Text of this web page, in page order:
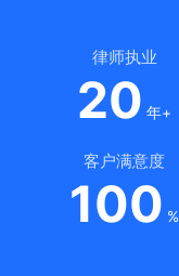
律师执业
20 年+
客户满意度
100 %